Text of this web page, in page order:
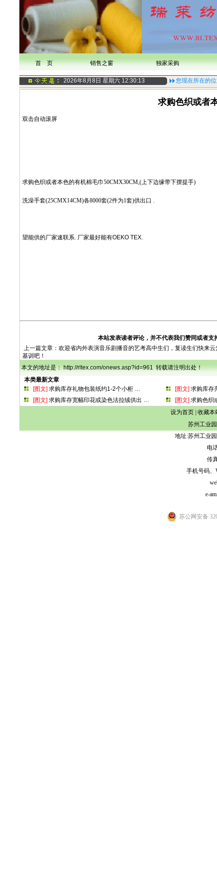
首 页 销售之窗 独家采购
2026年8月8日 星期六 12:30:14 您现在所在的
求购色织或者
双击自动滚屏
求购色织或者本色的有机棉毛巾50CMX30CM,(上下边缘带下摆提手)
洗澡手套(25CMX14CM)各8000套(2件为1套)供出口 .
望能供的厂家速联系. 厂家最好能有OEKO TEX.
本站发表读者评论，并不代表我们赞同或者
上一篇文章： 欢迎省内外表演音乐剧播音的艺考高中生们，复读生们快来云
基训吧！
本文的地址是： http://rltex.com/onews.asp?id=961 转载请注明出处！
本类最新文章
[图文] 求购库存礼物包装纸约1-2个小柜 … [图文] 求购库存
[图文] 求购库存宽幅印花或染色法拉绒供出 … [图文] 求购色织
设为首页| 收藏本
苏州工业
地址:苏州工业
电
传
手机号码、
e-
苏公网安备